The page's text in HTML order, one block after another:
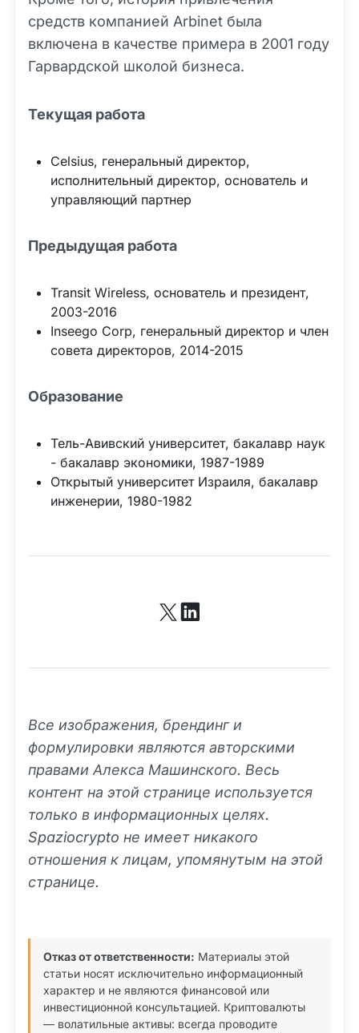
средств компанией Arbinet была
включена в качестве примера в 2001 году
Гарвардской школой бизнеса.
Текущая работа
Celsius, генеральный директор,
исполнительный директор, основатель и
управляющий партнер
Предыдущая работа
Transit Wireless, основатель и президент,
2003-2016
Inseego Corp, генеральный директор и член
совета директоров, 2014-2015
Образование
Тель-Авивский университет, бакалавр наук
- бакалавр экономики, 1987-1989
Открытый университет Израиля, бакалавр
инженерии, 1980-1982
Все изображения, брендинг и
формулировки являются авторскими
правами Алекса Машинского. Весь
контент на этой странице используется
только в информационных целях.
Spaziocrypto не имеет никакого
отношения к лицам, упомянутым на этой
странице.
Отказ от ответственности: Материалы этой
статьи носят исключительно информационный
характер и не являются финансовой или
инвестиционной консультацией. Криптовалюты
— волатильные активы: всегда проводите